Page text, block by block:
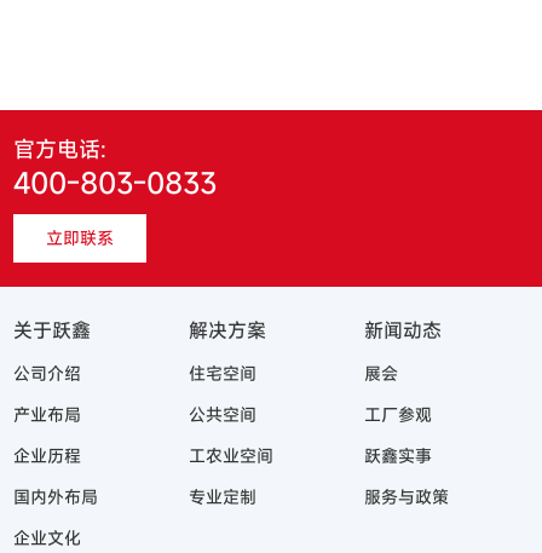
官方电话:
400-803-0833
立即联系
关于跃鑫
公司介绍
产业布局
企业历程
国内外布局
企业文化
解决方案
住宅空间
公共空间
工农业空间
专业定制
新闻动态
展会
工厂参观
跃鑫实事
服务与政策